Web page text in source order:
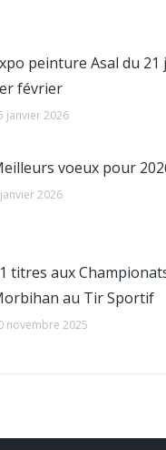
peinture Asal du 21
février
janvier 2026
voeux pour
2026
titres aux
au Tir Sportif
novembre 2025